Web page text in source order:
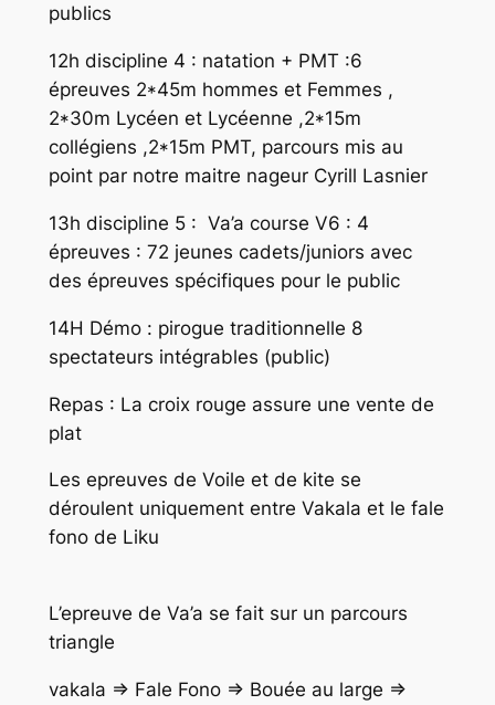
publics
12h discipline 4 : natation + PMT :6
épreuves 2*45m hommes et Femmes ,
2*30m Lycéen et Lycéenne ,2*15m
collégiens ,2*15m PMT, parcours mis au
point par notre maitre nageur Cyrill Lasnier
13h discipline 5 : Va’a course V6 : 4
épreuves : 72 jeunes cadets/juniors avec
des épreuves spécifiques pour le public
14H Démo : pirogue traditionnelle 8
spectateurs intégrables (public)
Repas : La croix rouge assure une vente de
plat
Les epreuves de Voile et de kite se
déroulent uniquement entre Vakala et le fale
fono de Liku
L’epreuve de Va’a se fait sur un parcours
triangle
vakala => Fale Fono => Bouée au large =>